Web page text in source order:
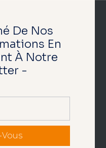
De Nos
En
À Notre
-